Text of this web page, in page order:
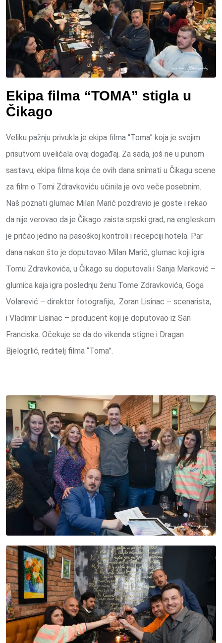
Ekipa filma “TOMA” stigla u
Čikago
Veliku pažnju privukla je ekipa filma “Toma” koja je svojim
prisutvom uveličala ovaj događaj. Za sada, još ne u punom
sastavu, ekipa filma koja će ovih dana snimati u Čikagu scene
za film o Tomi Zdravkoviću učinila je ovo veče posebnim.
Naš poznati glumac Milan Marić pozdravio je goste i rekao
da nije verovao da je Čikago zaista srpski grad, na engleskom
je pričao jedino na pasoškoj kontroli i recepciji hotela. Par
dana nakon što je doputovao Milan Marić, glumac koji igra
Tomu Zdravkovića, u Čikago su doputovali i Sanja Marković –
glumica kaja igra poslednju ženu Tome Zdravkovića, Goga
Volarević – direktor fotografije, Zoran Lisinac – scenarista,
i Vladimir Lisinac – producent koji je doputovao iz San
Franciska. Očekuje se da do vikenda stigne i Dragan
Bjelogrlić, reditelj filma “Toma”.